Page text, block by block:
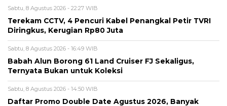
Sabtu, 8 Agustus 2026 - 14:50 WIB
Daftar Promo Double Date Agustus 2026, Banyak
Diskon Spesial 8.8 di HokBen hingga Burger King ‎
Jumat, 7 Agustus 2026 - 15:27 WIB
BPK Ungkap Cerita di Balik Tagihan Listrik Rumah
Dinas Parepare
Jumat, 7 Agustus 2026 - 15:20 WIB
BPK Ungkap Temuan Perjadin Dinkes Parepare, Ada